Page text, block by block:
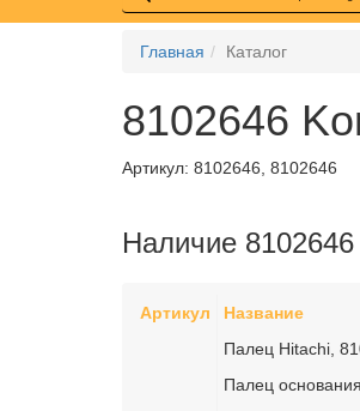
Главная Каталог
8102646
Артикул: 8102646, 8102646
Наличие
Артикул Название
Палец Hitachi,
Палец